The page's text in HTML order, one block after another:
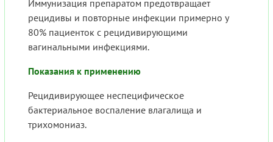
Иммунизация препаратом предотвращает
рецидивы и повторные инфекции примерно у
80% пациенток с рецидивирующими
вагинальными инфекциями.
Показания к применению
Рецидивирующее неспецифическое
бактериальное воспаление влагалища и
трихомониаз.